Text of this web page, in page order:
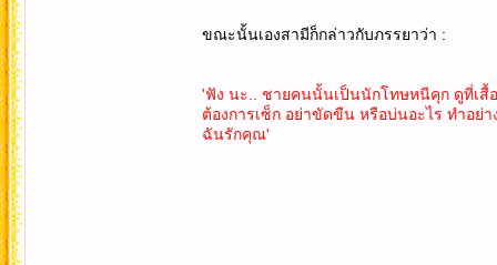
ขณะนั้นเองสามีก็กล่าวกับภรรยาว่า :
'ฟัง นะ.. ชายคนนั้นเป็นนักโทษหนีคุก ดูที่เสื้
ต้องการเซ็ก อย่าขัดขืน หรือบ่นอะไร ทำอย่
ฉันรักคุณ'